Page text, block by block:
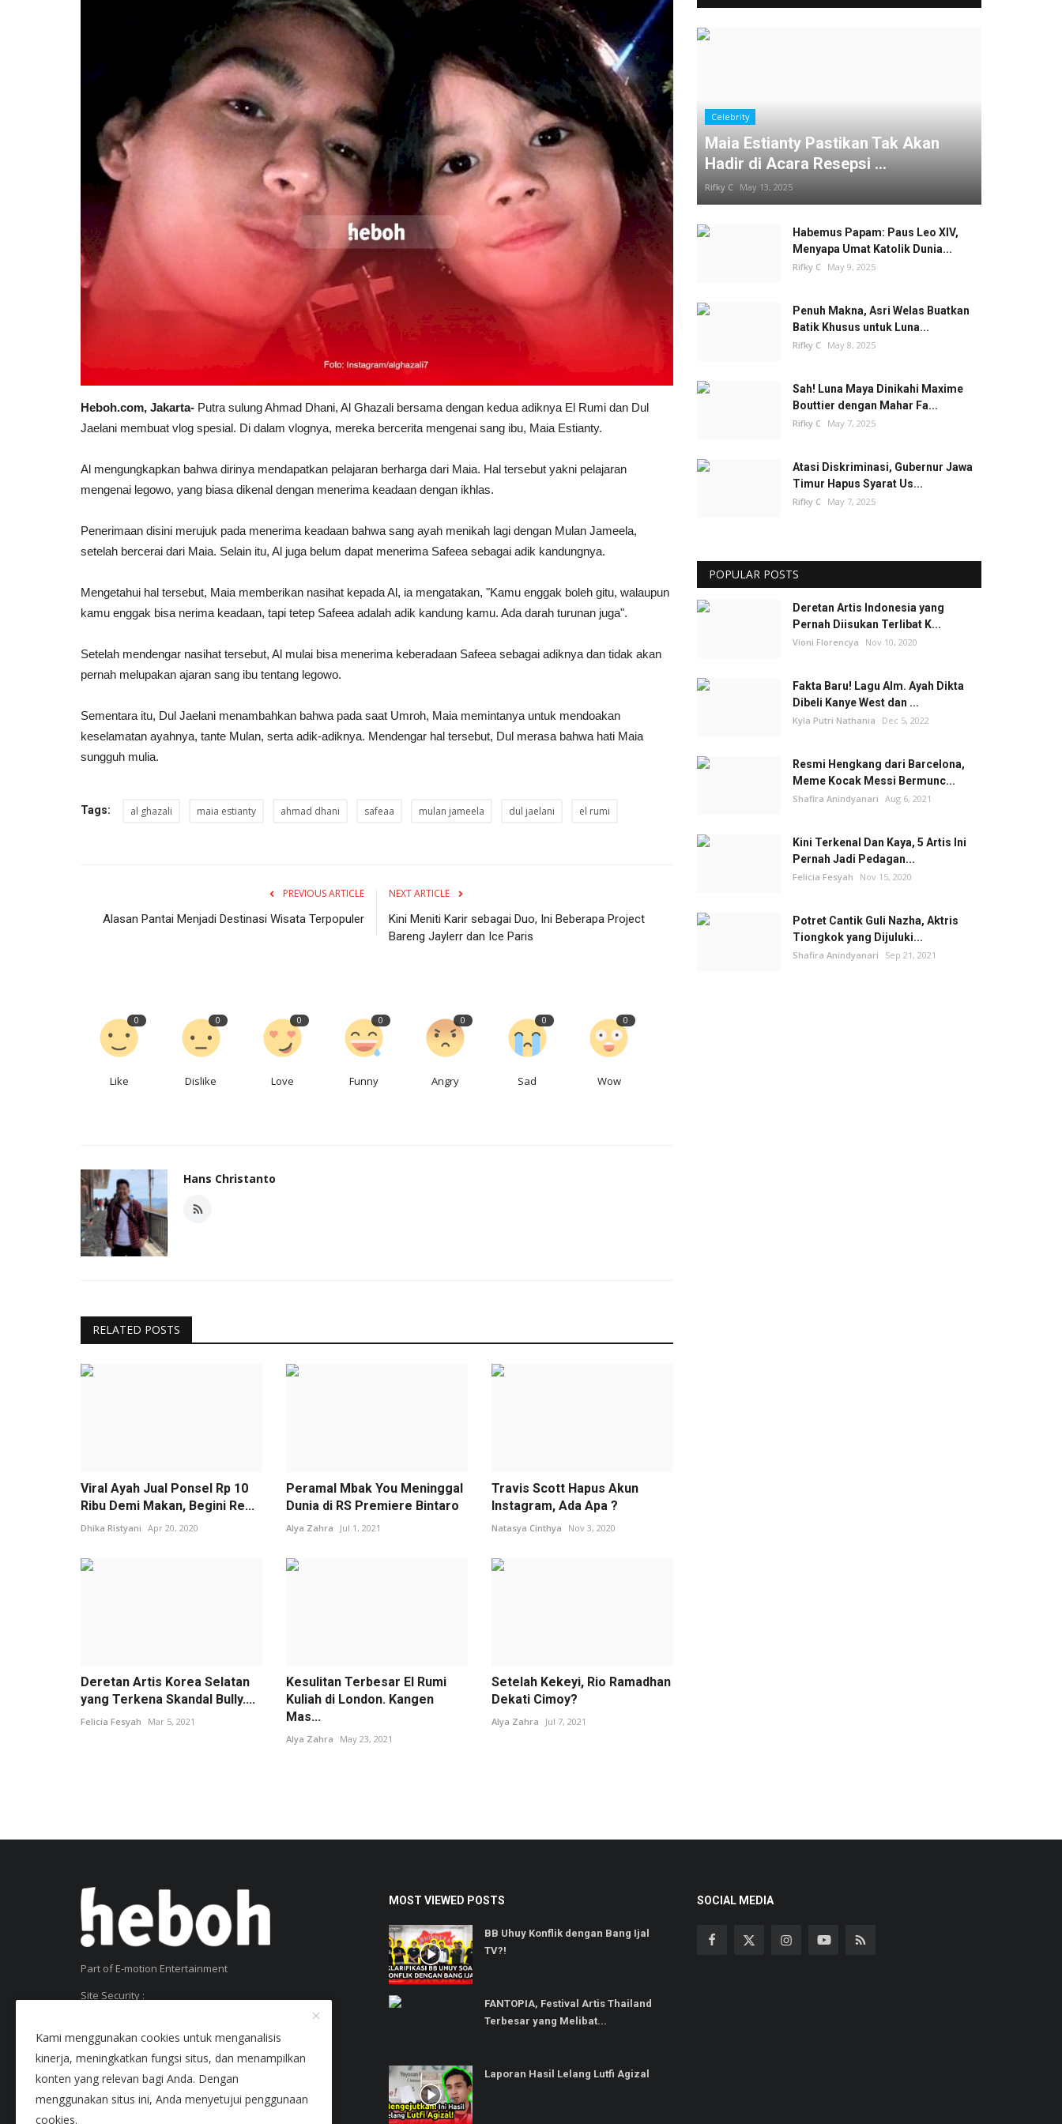
Heboh.com, Jakarta- Putra sulung Ahmad Dhani, Al Ghazali bersama dengan kedua adiknya El Rumi dan Dul
Jaelani membuat vlog spesial. Di dalam vlognya, mereka bercerita mengenai sang ibu, Maia Estianty.
Al mengungkapkan bahwa dirinya mendapatkan pelajaran berharga dari Maia. Hal tersebut yakni pelajaran
mengenai legowo, yang biasa dikenal dengan menerima keadaan dengan ikhlas.
Penerimaan disini merujuk pada menerima keadaan bahwa sang ayah menikah lagi dengan Mulan Jameela,
setelah bercerai dari Maia. Selain itu, Al juga belum dapat menerima Safeea sebagai adik kandungnya.
Mengetahui hal tersebut, Maia memberikan nasihat kepada Al, ia mengatakan, "Kamu enggak boleh gitu, walaupun
kamu enggak bisa nerima keadaan, tapi tetep Safeea adalah adik kandung kamu. Ada darah turunan juga".
Setelah mendengar nasihat tersebut, Al mulai bisa menerima keberadaan Safeea sebagai adiknya dan tidak akan
pernah melupakan ajaran sang ibu tentang legowo.
Sementara itu, Dul Jaelani menambahkan bahwa pada saat Umroh, Maia memintanya untuk mendoakan
keselamatan ayahnya, tante Mulan, serta adik-adiknya. Mendengar hal tersebut, Dul merasa bahwa hati Maia
sungguh mulia.
Tags: al ghazali maia estianty ahmad dhani safeaa mulan jameela dul jaelani el rumi
PREVIOUS ARTICLE
Alasan Pantai Menjadi Destinasi Wisata Terpopuler
NEXT ARTICLE
Kini Meniti Karir sebagai Duo, Ini Beberapa Project
Bareng Jaylerr dan Ice Paris
0
Like
0
Dislike
0
Love
0
Funny
0
Angry
0
Sad
0
Wow
Hans Christanto
RELATED POSTS
Viral Ayah Jual Ponsel Rp 10
Ribu Demi Makan, Begini Re...
Dhika Ristyani Apr 20, 2020
Peramal Mbak You Meninggal
Dunia di RS Premiere Bintaro
Alya Zahra Jul 1, 2021
Travis Scott Hapus Akun
Instagram, Ada Apa ?
Natasya Cinthya Nov 3, 2020
Deretan Artis Korea Selatan
yang Terkena Skandal Bully....
Felicia Fesyah Mar 5, 2021
Kesulitan Terbesar El Rumi
Kuliah di London. Kangen
Mas...
Alya Zahra May 23, 2021
Setelah Kekeyi, Rio Ramadhan
Dekati Cimoy?
Alya Zahra Jul 7, 2021
Celebrity
Maia Estianty Pastikan Tak Akan
Hadir di Acara Resepsi ...
Rifky C May 13, 2025
Habemus Papam: Paus Leo XIV,
Menyapa Umat Katolik Dunia...
Rifky C May 9, 2025
Penuh Makna, Asri Welas Buatkan
Batik Khusus untuk Luna...
Rifky C May 8, 2025
Sah! Luna Maya Dinikahi Maxime
Bouttier dengan Mahar Fa...
Rifky C May 7, 2025
Atasi Diskriminasi, Gubernur Jawa
Timur Hapus Syarat Us...
Rifky C May 7, 2025
POPULAR POSTS
Deretan Artis Indonesia yang
Pernah Diisukan Terlibat K...
Vioni Florencya Nov 10, 2020
Fakta Baru! Lagu Alm. Ayah Dikta
Dibeli Kanye West dan ...
Kyla Putri Nathania Dec 5, 2022
Resmi Hengkang dari Barcelona,
Meme Kocak Messi Bermunc...
Shafira Anindyanari Aug 6, 2021
Kini Terkenal Dan Kaya, 5 Artis Ini
Pernah Jadi Pedagan...
Felicia Fesyah Nov 15, 2020
Potret Cantik Guli Nazha, Aktris
Tiongkok yang Dijuluki...
Shafira Anindyanari Sep 21, 2021
Part of E-motion Entertainment
Site Security :
MOST VIEWED POSTS
BB Uhuy Konflik dengan Bang Ijal
TV?!
FANTOPIA, Festival Artis Thailand
Terbesar yang Melibat...
Laporan Hasil Lelang Lutfi Agizal
SOCIAL MEDIA
Kami menggunakan cookies untuk menganalisis
kinerja, meningkatkan fungsi situs, dan menampilkan
konten yang relevan bagi Anda. Dengan
menggunakan situs ini, Anda menyetujui penggunaan
cookies.